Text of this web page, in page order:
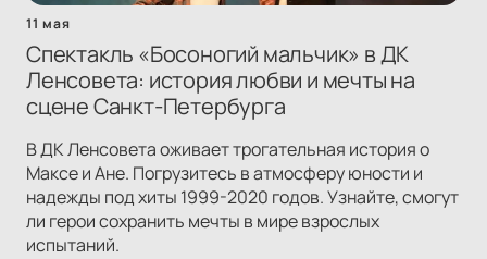
11 мая
Спектакль «Босоногий мальчик» в ДК
Ленсовета: история любви и мечты на
сцене Санкт-Петербурга
В ДК Ленсовета оживает трогательная история о
Максе и Ане. Погрузитесь в атмосферу юности и
надежды под хиты 1999-2020 годов. Узнайте, смогут
ли герои сохранить мечты в мире взрослых
испытаний.